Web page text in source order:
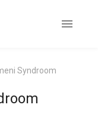
Syndroom